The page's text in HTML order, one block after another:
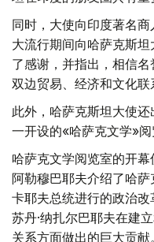
同时，大使向印度著名商
大流行期间向哈萨克斯
了感谢，并指出，相信
双边贸易、经济和文化联
此外，哈萨克斯坦大使
一开设的«哈萨克文学»阅
哈萨克文学阅览室的开幕
阿勒穆巴耶夫介绍了哈
卡耶夫总统进行的政治
苏丹·纳扎尔巴耶夫在建
关系方面做出的巨大贡献。